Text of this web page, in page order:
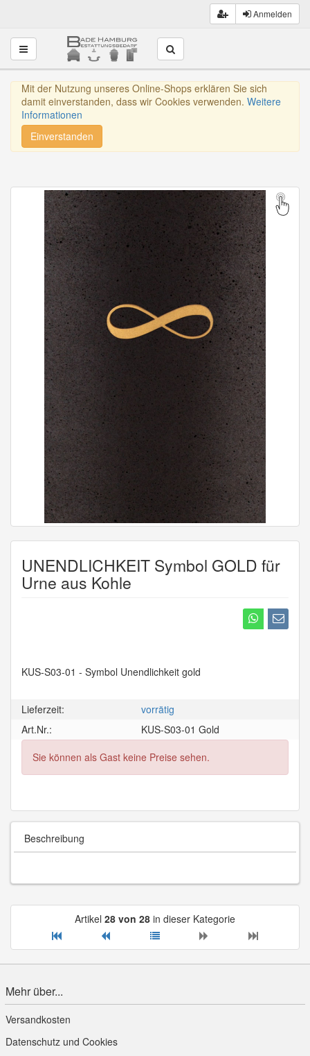
Anmelden
Toggle navigation
Mit der Nutzung unseres Online-Shops erklären Sie sich
damit einverstanden, dass wir Cookies verwenden. Weitere
Informationen
Einverstanden
UNENDLICHKEIT Symbol GOLD für
Urne aus Kohle
KUS-S03-01 - Symbol Unendlichkeit gold
Lieferzeit:
vorrätig
Art.Nr.:
KUS-S03-01 Gold
Sie können als Gast keine Preise sehen.
Beschreibung
Artikel 28 von 28 in dieser Kategorie
Mehr über...
Versandkosten
Datenschutz und Cookies